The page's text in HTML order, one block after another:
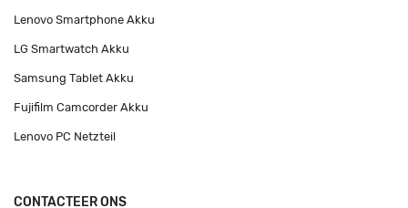
Lenovo Smartphone Akku
LG Smartwatch Akku
Samsung Tablet Akku
Fujifilm Camcorder Akku
Lenovo PC Netzteil
CONTACTEER ONS